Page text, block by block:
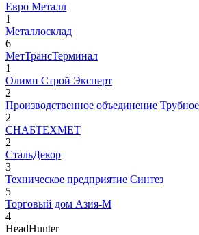
Евро Металл
1
Металлосклад
6
МетТрансТерминал
1
Олимп Строй Эксперт
2
Производственное объединение
2
СНАБТЕХМЕТ
2
СтальДекор
3
Техническое предприятие Синтез
5
Торговый дом Азия-М
4
HeadHunter